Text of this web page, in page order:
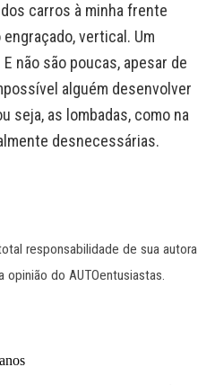
carros à minha frente
vertical. Um
não são poucas, apesar de
alguém desenvolver
seja, as lombadas, como na
desnecessárias.
responsabilidade de sua autora
do AUTOentusiastas.